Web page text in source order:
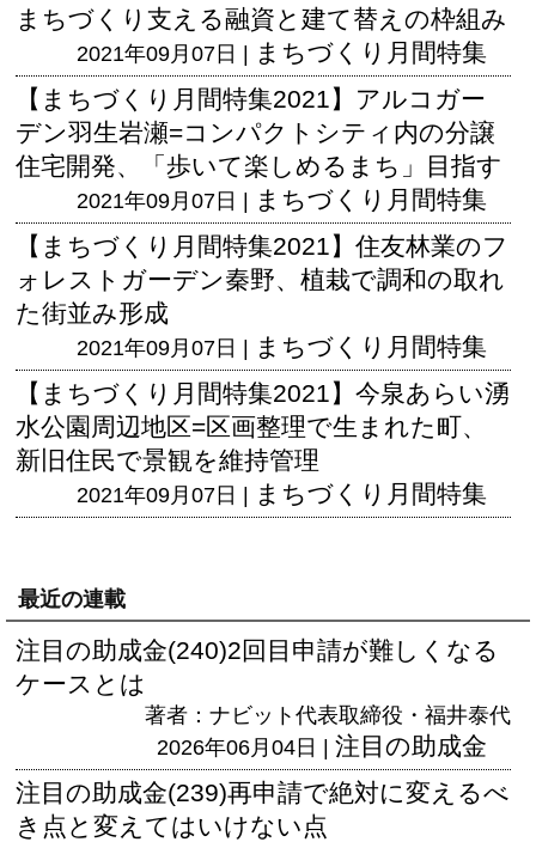
まちづくり支える融資と建て替えの枠組み
2021年09月07日 | まちづくり月間特集
【まちづくり月間特集2021】アルコガー
デン羽生岩瀬=コンパクトシティ内の分譲
住宅開発、「歩いて楽しめるまち」目指す
2021年09月07日 | まちづくり月間特集
【まちづくり月間特集2021】住友林業のフ
ォレストガーデン秦野、植栽で調和の取れ
た街並み形成
2021年09月07日 | まちづくり月間特集
【まちづくり月間特集2021】今泉あらい湧
水公園周辺地区=区画整理で生まれた町、
新旧住民で景観を維持管理
2021年09月07日 | まちづくり月間特集
最近の連載
注目の助成金(240)2回目申請が難しくなる
ケースとは
著者：ナビット代表取締役・福井泰代
2026年06月04日 | 注目の助成金
注目の助成金(239)再申請で絶対に変えるべ
き点と変えてはいけない点